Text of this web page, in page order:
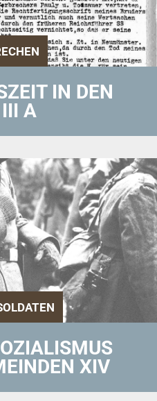
IN DEN
A
XIV